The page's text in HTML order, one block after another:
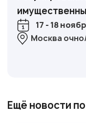
17 - 18
Москва
Ещё новости